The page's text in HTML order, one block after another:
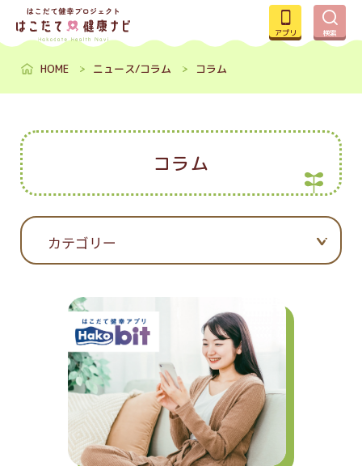
アプリ 検索
HOME ニュース/コラム コラム
コラム